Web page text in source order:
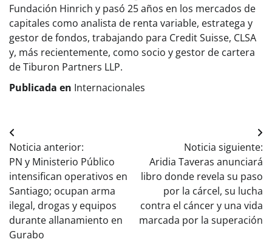
Fundación Hinrich y pasó 25 años en los mercados de
capitales como analista de renta variable, estratega y
gestor de fondos, trabajando para Credit Suisse, CLSA
y, más recientemente, como socio y gestor de cartera
de Tiburon Partners LLP.
Publicada en Internacionales
Navegación
de
entradas
Noticia anterior:
PN y Ministerio Público
intensifican operativos en
Santiago; ocupan arma
ilegal, drogas y equipos
durante allanamiento en
Gurabo
Noticia siguiente:
Aridia Taveras anunciará
libro donde revela su paso
por la cárcel, su lucha
contra el cáncer y una vida
marcada por la superación